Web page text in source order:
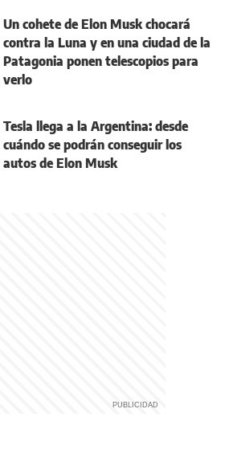
Un cohete de Elon Musk chocará
contra la Luna y en una ciudad de la
Patagonia ponen telescopios para
verlo
Tesla llega a la Argentina: desde
cuándo se podrán conseguir los
autos de Elon Musk